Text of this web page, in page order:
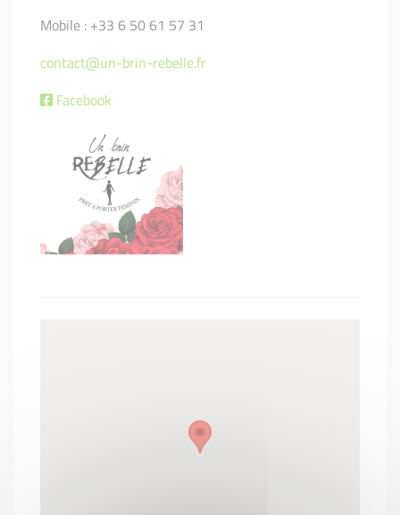
Mobile : +33 6 50 61 57 31
contact@un-brin-rebelle.fr
Facebook